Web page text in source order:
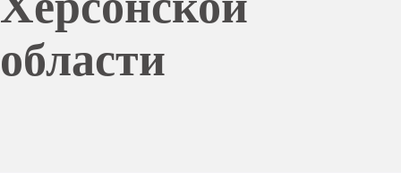
области